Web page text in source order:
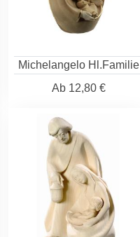
Michelangelo Hl.Familie
Ab12,80 €